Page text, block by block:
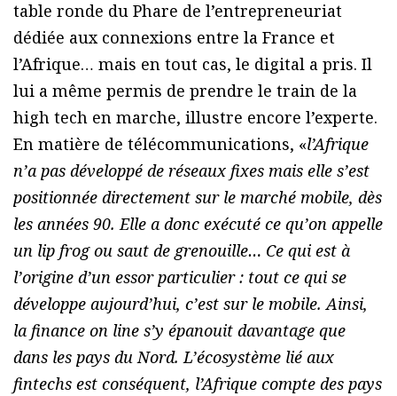
table ronde du Phare de l’entrepreneuriat
dédiée aux connexions entre la France et
l’Afrique… mais en tout cas, le digital a pris. Il
lui a même permis de prendre le train de la
high tech en marche, illustre encore l’experte.
En matière de télécommunications, «l’Afrique
n’a pas développé de réseaux fixes mais elle s’est
positionnée directement sur le marché mobile, dès
les années 90. Elle a donc exécuté ce qu’on appelle
un lip frog ou saut de grenouille… Ce qui est à
l’origine d’un essor particulier : tout ce qui se
développe aujourd’hui, c’est sur le mobile. Ainsi,
la finance on line s’y épanouit davantage que
dans les pays du Nord. L’écosystème lié aux
fintechs est conséquent, l’Afrique compte des pays